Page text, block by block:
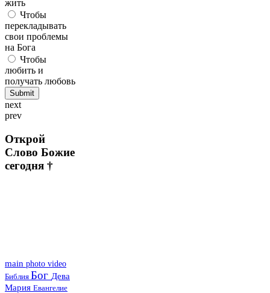
жить
Чтобы
перекладывать
свои проблемы
на Бога
Чтобы
любить и
получать любовь
next
prev
Открой
Слово Божие
сегодня †
main photo video
Библия Бог Дева
Мария Евангелие